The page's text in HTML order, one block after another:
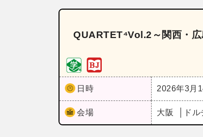
QUARTET⁴Vol.2～関西・
日時 2026年3月
会場 大阪 ド